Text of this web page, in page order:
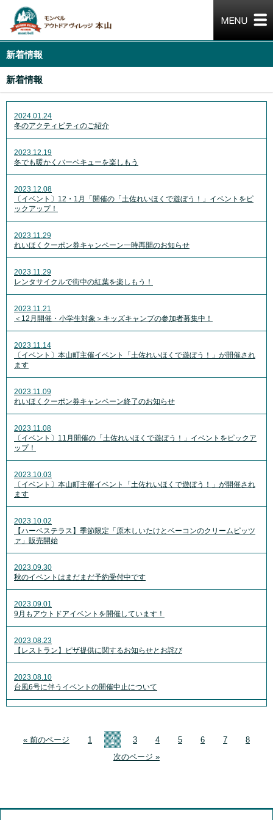
新着情報
新着情報
2024.01.24
冬のアクティビティのご紹介
2023.12.19
冬でも暖かくバーベキューを楽しもう
2023.12.08
〔イベント〕12・1月「開催の「土佐れいほくで遊ぼう！」イベントをピ
ックアップ！
2023.11.29
れいほくクーポン券キャンペーン一時再開のお知らせ
2023.11.29
レンタサイクルで街中の紅葉を楽しもう！
2023.11.21
＜12月開催・小学生対象＞キッズキャンプの参加者募集中！
2023.11.14
〔イベント〕本山町主催イベント「土佐れいほくで遊ぼう！」が開催され
ます
2023.11.09
れいほくクーポン券キャンペーン終了のお知らせ
2023.11.08
〔イベント〕11月開催の「土佐れいほくで遊ぼう！」イベントをピックア
ップ！
2023.10.03
〔イベント〕本山町主催イベント「土佐れいほくで遊ぼう！」が開催され
ます
2023.10.02
【ハーベステラス】季節限定「原木しいたけとベーコンのクリームピッツ
ァ」販売開始
2023.09.30
秋のイベントはまだまだ予約受付中です
2023.09.01
9月もアウトドアイベントを開催しています！
2023.08.23
【レストラン】ピザ提供に関するお知らせとお詫び
2023.08.10
台風6号に伴うイベントの開催中止について
« 前のページ 1 2 3 4 5 6 7
8
次のページ »